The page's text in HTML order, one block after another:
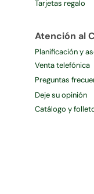
Tarjetas regalo
Atención al
Planificación y
Venta telefónica
Preguntas
Deje su opinión
Catálogo y